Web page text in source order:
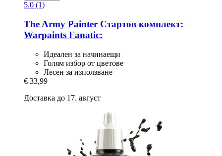
5.0 (1)
The Army Painter Стартов комплект:
Warpaints Fanatic:
Идеален за начинаещи
Голям избор от цветове
Лесен за използване
€ 33,99
Доставка до 17. август